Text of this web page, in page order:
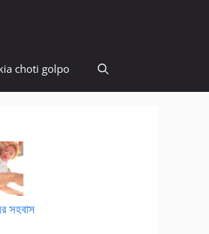
choti golpo
সহবাস